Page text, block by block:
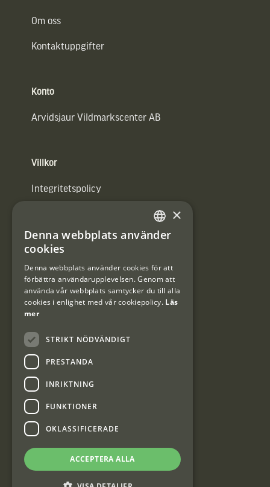
Om oss
Kontaktuppgifter
Konto
Arvidsjaur Vildmarkscenter AB
Villkor
Integritetspolicy
#Interjaktfamily
Kundklubb
Information om kundklubben.
Interjakt Sweden AB, Årjäng
SWEDISH
×
Denna webbplats använder
cookies
Denna webbplats använder cookies för att
förbättra användarupplevelsen. Genom att
använda vår webbplats samtycker du till alla
cookies i enlighet med vår cookiepolicy. Läs
mer
STRIKT NÖDVÄNDIGT
PRESTANDA
INRIKTNING
FUNKTIONER
OKLASSIFICERADE
ACCEPTERA ALLA